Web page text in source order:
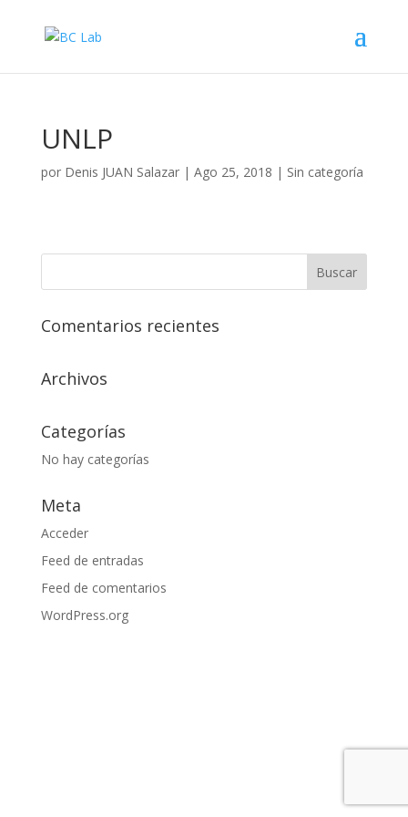
UNLP
por Denis JUAN Salazar| Ago 25, 2018 | Sin categoría
Comentarios recientes
Archivos
Categorías
No hay categorías
Meta
Acceder
Feed de entradas
Feed de comentarios
WordPress.org